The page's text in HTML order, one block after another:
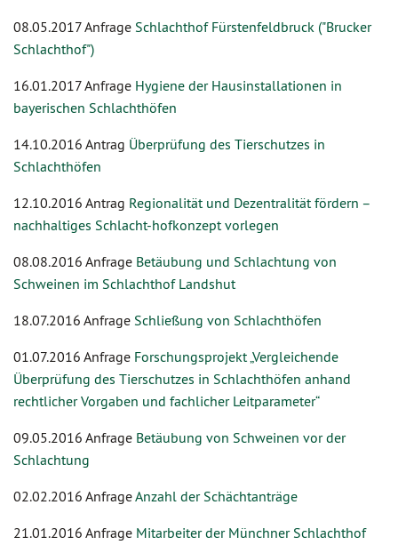
08.05.2017 Anfrage Schlachthof Fürstenfeldbruck ("Brucker
Schlachthof")
16.01.2017 Anfrage Hygiene der Hausinstallationen in
bayerischen Schlachthöfen
14.10.2016 Antrag Überprüfung des Tierschutzes in
Schlachthöfen
12.10.2016 Antrag Regionalität und Dezentralität fördern –
nachhaltiges Schlacht-hofkonzept vorlegen
08.08.2016 Anfrage Betäubung und Schlachtung von
Schweinen im Schlachthof Landshut
18.07.2016 Anfrage Schließung von Schlachthöfen
01.07.2016 Anfrage Forschungsprojekt „Vergleichende
Überprüfung des Tierschutzes in Schlachthöfen anhand
rechtlicher Vorgaben und fachlicher Leitparameter“
09.05.2016 Anfrage Betäubung von Schweinen vor der
Schlachtung
02.02.2016 AnfrageAnzahl der Schächtanträge
21.01.2016 Anfrage Mitarbeiter der Münchner Schlachthof